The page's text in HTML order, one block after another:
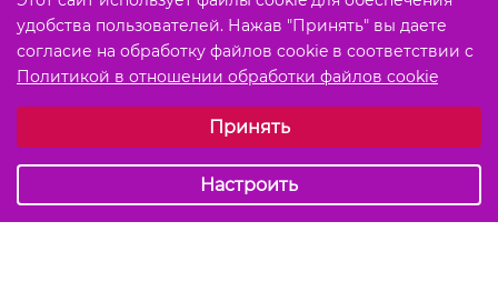
удобства пользователей. Нажав "Принять" вы даете
согласие на обработку файлов cookie в соответствии с
Политикой в отношении обработки файлов cookie
Обязательные (технические)Принять
Настроить